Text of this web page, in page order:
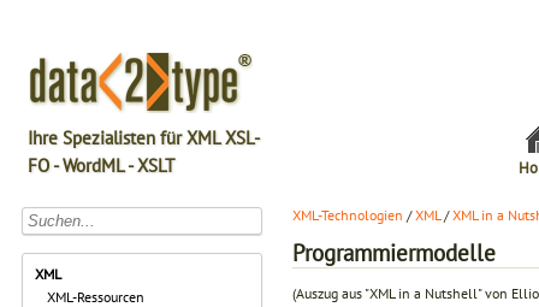
Ihre Spezialisten für XML XSL-
FO - WordML - XSLT
XML
XML-Ressourcen
XML-Technologien /XML/XML in a
Programmiermodelle
(Auszug aus "XML in a Nutshell" von